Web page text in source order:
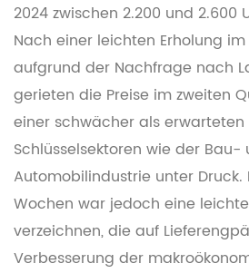
2024 zwischen 2.200 und 2.600
Nach einer leichten Erholung
aufgrund der Nachfrage nach
gerieten die Preise im zweiten
einer schwächer als
Schlüsselsektoren wie der Bau-
Automobilindustrie unter Druck.
Wochen war jedoch eine
verzeichnen, die auf
Verbesserung der